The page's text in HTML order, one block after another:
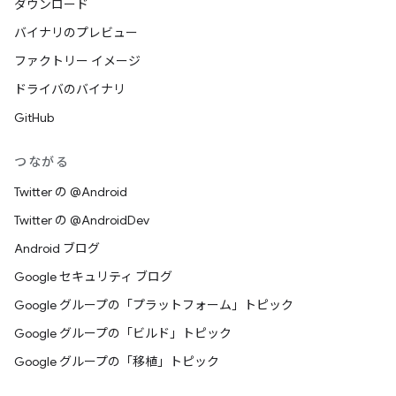
ダウンロード
バイナリのプレビュー
ファクトリー イメージ
ドライバのバイナリ
GitHub
つながる
Twitter の @Android
Twitter の @AndroidDev
Android ブログ
Google セキュリティ ブログ
Google グループの「プラットフォーム」トピック
Google グループの「ビルド」トピック
Google グループの「移植」トピック